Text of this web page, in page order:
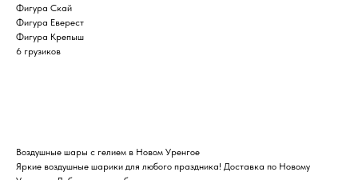
Фигура Скай
Фигура Еверест
Фигура Крепыш
6 грузиков
Воздушные шары с гелием в Новом Уренгое
Яркие воздушные шарики для любого праздника! Доставка по Новому